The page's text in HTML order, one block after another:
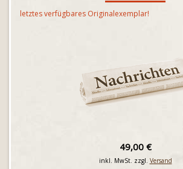
letztes verfügbares Originalexemplar!
49,00 €
inkl. MwSt. zzgl. Versand